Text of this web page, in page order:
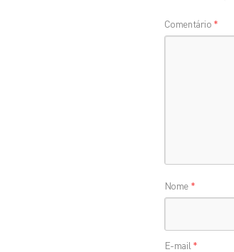
Comentário *
Nome *
E-mail *